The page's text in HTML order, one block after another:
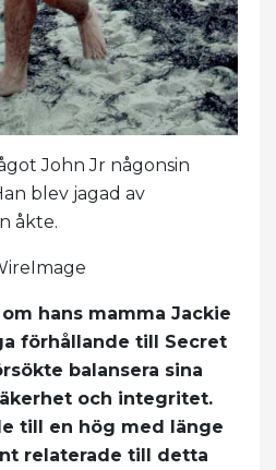
John Jr någonsin
blev jagad av
åkte.
hans mamma Jackie
förhållande till Secret
balansera sina
och integritet.
till en hög med länge
relaterade till detta